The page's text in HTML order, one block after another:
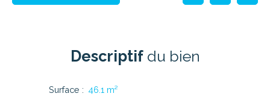
Descriptifdu bien
Surface : 46.1 m²